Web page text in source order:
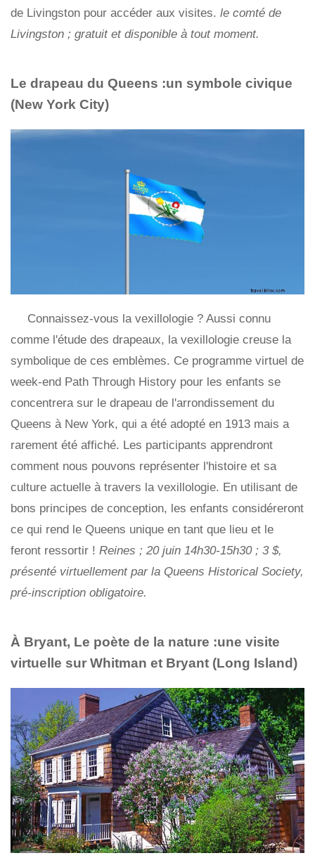
de Livingston pour accéder aux visites. le comté de
Livingston ; gratuit et disponible à tout moment.
Le drapeau du Queens :un symbole civique
(New York City)
Connaissez-vous la vexillologie ? Aussi connu
comme l'étude des drapeaux, la vexillologie creuse la
symbolique de ces emblèmes. Ce programme virtuel de
week-end Path Through History pour les enfants se
concentrera sur le drapeau de l'arrondissement du
Queens à New York, qui a été adopté en 1913 mais a
rarement été affiché. Les participants apprendront
comment nous pouvons représenter l'histoire et sa
culture actuelle à travers la vexillologie. En utilisant de
bons principes de conception, les enfants considéreront
ce qui rend le Queens unique en tant que lieu et le
feront ressortir ! Reines ; 20 juin 14h30-15h30 ; 3 $,
présenté virtuellement par la Queens Historical Society,
pré-inscription obligatoire.
À Bryant, Le poète de la nature :une visite
virtuelle sur Whitman et Bryant (Long Island)